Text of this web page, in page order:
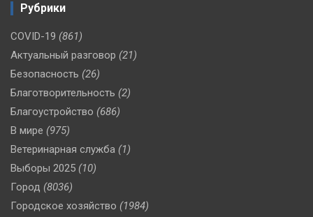
Рубрики
COVID-19 (861)
Актуальный разговор (21)
Безопасность (26)
Благотворительность (2)
Благоустройство (686)
В мире (975)
Ветеринарная служба (1)
Выборы 2025 (10)
Город (8036)
Городское хозяйство (1984)